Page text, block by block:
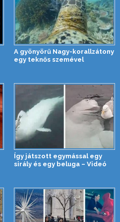
A gyönyörű Nagy-korallzátony
egy teknős szemével
Így játszott egymással egy
sirály és egy beluga – Videó